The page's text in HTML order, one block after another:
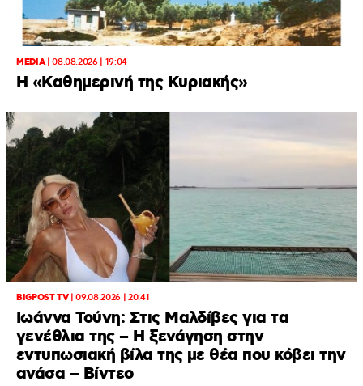
MEDIA|08.08.2026 | 19:04
H «Καθημερινή της Κυριακής»
BIGPOST TV|09.08.2026 | 20:41
Ιωάννα Τούνη: Στις Μαλδίβες για τα
γενέθλια της – H ξενάγηση στην
εντυπωσιακή βίλα της με θέα που κόβει την
ανάσα – Βίντεο